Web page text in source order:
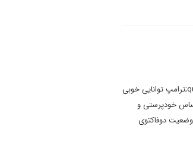
دبیرکل پیشین سازمان ملل با اشاره به سه دیدار بین رئیس جمهوری آمریکا و رهبر کره شمالی گفت: &quot;ترامپ توانایی خوبی
خودپرستی و
دوفاکتوی